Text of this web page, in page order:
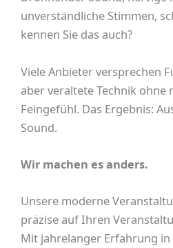
unverständliche Stimmen,
kennen Sie das auch?
Viele Anbieter versprechen
aber veraltete Technik ohne
Feingefühl. Das Ergebnis:
Sound.
Wir machen es anders.
Unsere moderne
präzise auf Ihren
Mit jahrelanger Erfahrung in